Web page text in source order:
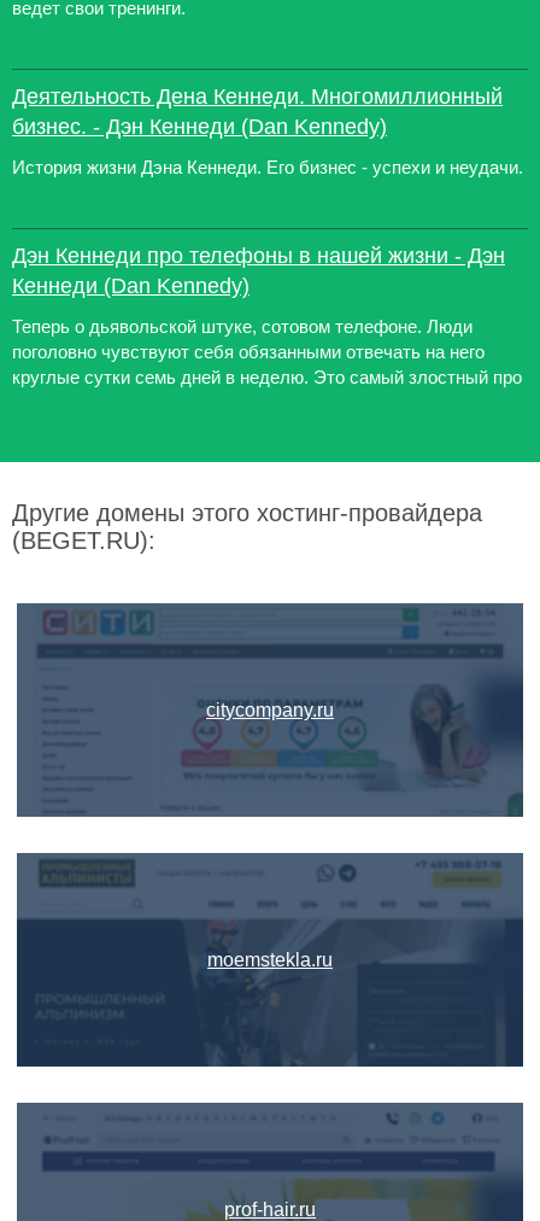
ведет свои тренинги.
Деятельность Дена Кеннеди. Многомиллионный
бизнес. - Дэн Кеннеди (Dan Kennedy)
История жизни Дэна Кеннеди. Его бизнес - успехи и неудачи.
Дэн Кеннеди про телефоны в нашей жизни - Дэн
Кеннеди (Dan Kennedy)
Теперь о дьявольской штуке, сотовом телефоне. Люди
поголовно чувствуют себя обязанными отвечать на него
круглые сутки семь дней в неделю. Это самый злостный про
Другие домены этого хостинг-провайдера
(BEGET.RU):
citycompany.ru
moemstekla.ru
prof-hair.ru